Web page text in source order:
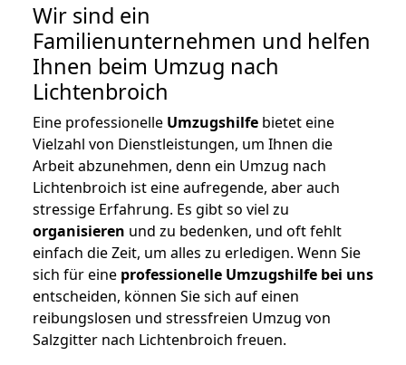
Wir sind ein
Familienunternehmen und helfen
Ihnen beim Umzug nach
Lichtenbroich
Eine professionelle Umzugshilfe bietet eine
Vielzahl von Dienstleistungen, um Ihnen die
Arbeit abzunehmen, denn ein Umzug nach
Lichtenbroich ist eine aufregende, aber auch
stressige Erfahrung. Es gibt so viel zu
organisieren und zu bedenken, und oft fehlt
einfach die Zeit, um alles zu erledigen. Wenn Sie
sich für eine professionelle Umzugshilfe bei uns
entscheiden, können Sie sich auf einen
reibungslosen und stressfreien Umzug von
Salzgitter nach Lichtenbroich freuen.